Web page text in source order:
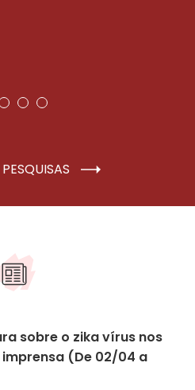
sobre o zika vírus nos
(De 02/04 a